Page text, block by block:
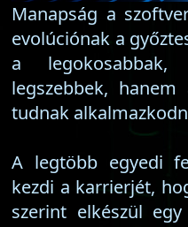
Manapság a
evolúciónak a
a legokosabbak,
legszebbek,
tudnak
A legtöbb egyedi
kezdi a karrierjét,
szerint elkészül